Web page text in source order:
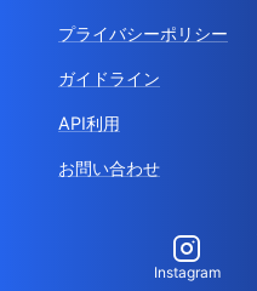
プライバシーポリシー
ガイドライン
API利用
お問い合わせ
Instagram